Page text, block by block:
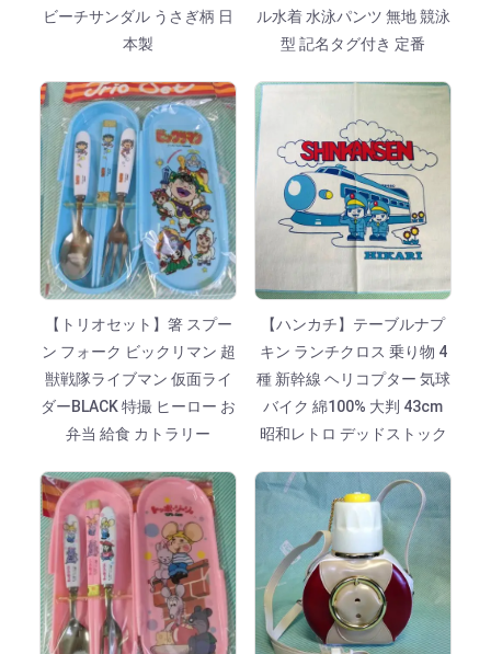
ビーチサンダル うさぎ柄 日
本製
ル水着 水泳パンツ 無地 競泳
型 記名タグ付き 定番
【トリオセット】箸 スプー
ン フォーク ビックリマン 超
獣戦隊ライブマン 仮面ライ
ダーBLACK 特撮 ヒーロー お
弁当 給食 カトラリー
【ハンカチ】テーブルナプ
キン ランチクロス 乗り物 4
種 新幹線 ヘリコプター 気球
バイク 綿100% 大判 43cm
昭和レトロ デッドストック